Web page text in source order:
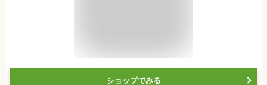
ショップでみる